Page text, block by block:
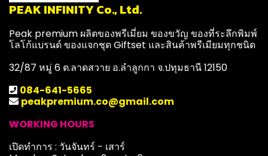
PEAK INFINITY Co., Ltd.
Peak premium ผลิตของพรีเมี่ยม ของขวัญ ของที่ระลึกพิมพ์
โลโก้แบรนด์ ของแจกชุด Giftset และสินค้าพรีเมียมทุกชนิด
32/87 หมู่ 6 ต.ลาดสวาย อ.ลำลูกกา จ.ปทุมธานี 12150
084-641-5665
peakpremium.co@gmail.com
WORKING HOURS
เปิดทำการ : วันจันทร์ - เสาร์